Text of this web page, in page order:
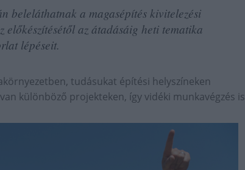
beleláthatnak a magasépítés kivitelezési
előkészítésétől az átadásáig heti tematika
lépéseit.
tudásukat építési helyszíneken
különböző projekteken, így vidéki munkavégzés is